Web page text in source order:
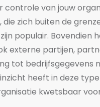
controle van jouw
zich buiten de
populair. Bovendien
externe partijen,
tot bedrijfsgegevens
heeft in deze type
kwetsbaar